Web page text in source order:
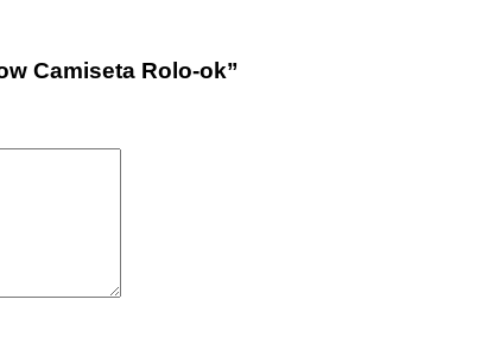
Camiseta Rolo-ok”